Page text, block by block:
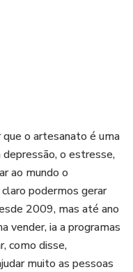
o artesanato é uma
o estresse,
ao mundo o
podermos gerar
2009, mas até ano
vender, ia a programas
como disse,
muito as pessoas